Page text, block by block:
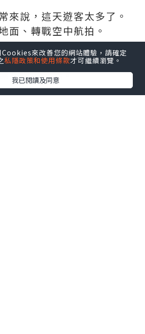
來說，這天遊客太多了。
面、轉戰空中航拍。
密集的人群後，在空中看
亮得不像話。
來改善您的網站體驗，請確定
私隱政策和使用條款才可繼續瀏覽。
我已閱讀及同意